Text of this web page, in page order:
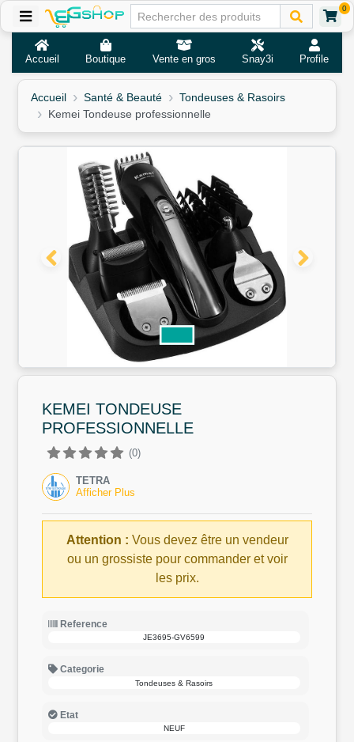
0
Accueil Boutique Vente en gros Snay3i Profile
Accueil Santé & Beauté
Tondeuses & Rasoirs
Kemei Tondeuse professionnelle
KEMEI TONDEUSE
PROFESSIONNELLE
(0)
TETRA
Afficher Plus
Attention : Vous devez être un vendeur
ou un grossiste pour commander et voir
les prix.
Reference
JE3695-GV6599
Categorie
Tondeuses & Rasoirs
Etat
NEUF